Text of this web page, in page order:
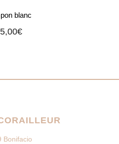
blanc
€
Bonifacio